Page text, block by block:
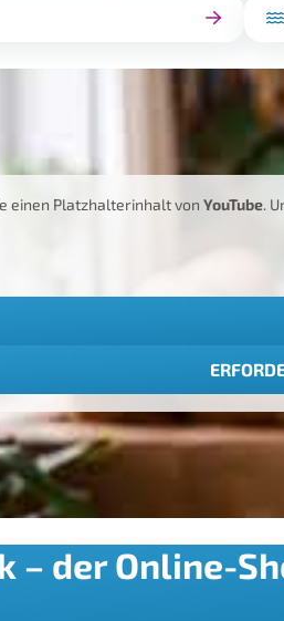
einen Platzhalterinhalt von YouTube.
– der Online-